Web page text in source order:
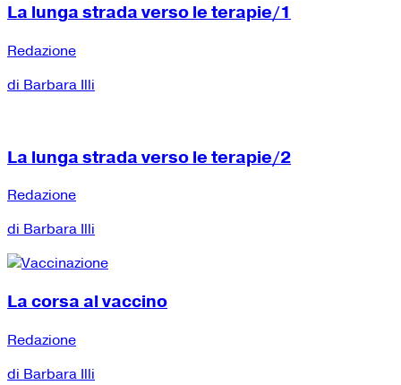
La lunga strada verso le terapie/1
Redazione
di Barbara Illi
La lunga strada verso le terapie/2
Redazione
di Barbara Illi
La corsa al vaccino
Redazione
di Barbara Illi